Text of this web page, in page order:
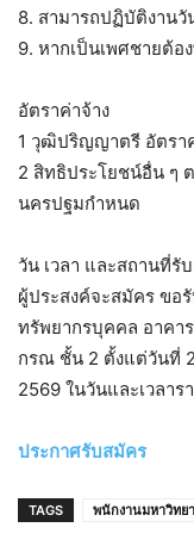
8. สามารถปฏิบัติงานวั
9. หากเป็นเพศชายต้อ
อัตราค่าจ้าง
1 วุฒิปริญญาตรี อัตรา
2 สิทธิประโยชน์อื่น ๆ
นครปฐมกำหนด
วัน เวลา และสถานที่รั
ผู้ประสงค์จะสมัคร ขอ
ทรัพยากรบุคคล อาคา
กรณ ชั้น 2 ตั้งแต่วันที่
2569 ในวันและเวลาร
ประกาศรับสมัคร
TAGS พนักงานมหาวิทย